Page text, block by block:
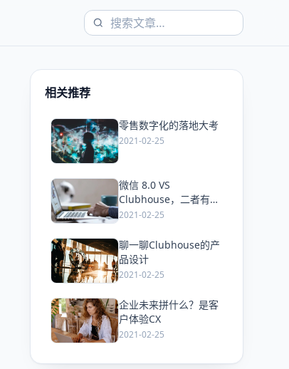
相关推荐
爱 零售数字化的落地大考
2021-02-25
爱
微信 8.0 VS
Clubhouse，二者有哪
些产品共通点？
2021-02-25
爱
聊一聊Clubhouse的产
品设计
2021-02-25
爱
企业未来拼什么？是客
户体验CX
2021-02-25